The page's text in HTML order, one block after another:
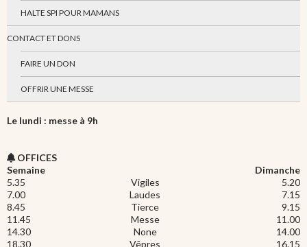
HALTE SPI POUR MAMANS
CONTACT ET DONS
FAIRE UN DON
OFFRIR UNE MESSE
Le lundi : messe à 9h
OFFICES
Semaine
Dimanche
5.35
Vigiles
5.20
7.00
Laudes
7.15
8.45
Tierce
9.15
11.45
Messe
11.00
14.30
None
14.00
18.30
Vêpres
16.15